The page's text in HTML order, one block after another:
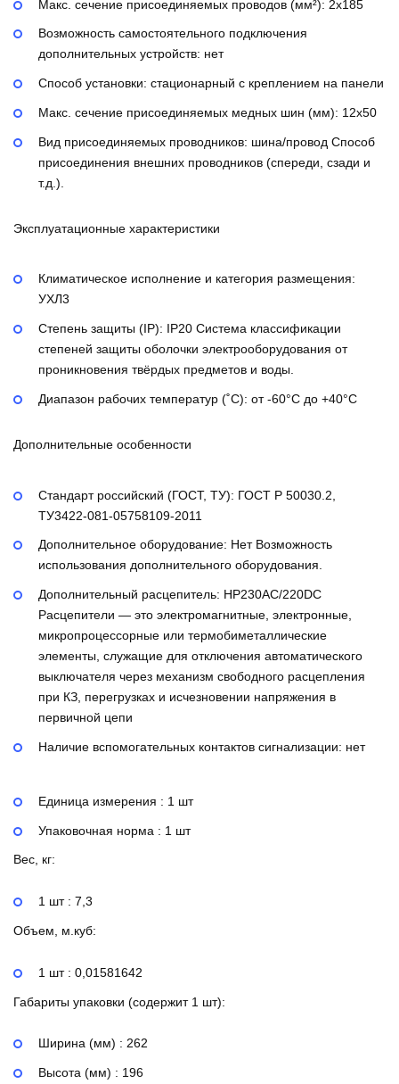
Макс. сечение присоединяемых проводов (мм²): 2х185
Возможность самостоятельного подключения
дополнительных устройств: нет
Способ установки: стационарный с креплением на панели
Макс. сечение присоединяемых медных шин (мм): 12х50
Вид присоединяемых проводников: шина/провод Способ
присоединения внешних проводников (спереди, сзади и
т.д.).
Эксплуатационные характеристики
Климатическое исполнение и категория размещения:
УХЛ3
Степень защиты (IP): IP20 Система классификации
степеней защиты оболочки электрооборудования от
проникновения твёрдых предметов и воды.
Диапазон рабочих температур (˚С): от -60°С до +40°С
Дополнительные особенности
Стандарт российский (ГОСТ, ТУ): ГОСТ Р 50030.2,
ТУ3422-081-05758109-2011
Дополнительное оборудование: Нет Возможность
использования дополнительного оборудования.
Дополнительный расцепитель: НР230AC/220DC
Расцепители — это электромагнитные, электронные,
микропроцессорные или термобиметаллические
элементы, служащие для отключения автоматического
выключателя через механизм свободного расцепления
при КЗ, перегрузках и исчезновении напряжения в
первичной цепи
Наличие вспомогательных контактов сигнализации: нет
Единица измерения : 1 шт
Упаковочная норма : 1 шт
Вес, кг:
1 шт : 7,3
Объем, м.куб:
1 шт : 0,01581642
Габариты упаковки (содержит 1 шт):
Ширина (мм) : 262
Высота (мм) : 196